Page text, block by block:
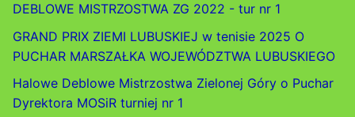
DEBLOWE MISTRZOSTWA ZG 2022 - tur nr 1
GRAND PRIX ZIEMI LUBUSKIEJ w tenisie 2025 O
PUCHAR MARSZAŁKA WOJEWÓDZTWA LUBUSKIEGO
Halowe Deblowe Mistrzostwa Zielonej Góry o Puchar
Dyrektora MOSiR turniej nr 1